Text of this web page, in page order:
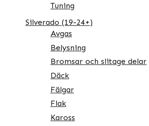
Tuning
Silverado (19-24+)
Avgas
Belysning
Bromsar och slitage delar
Däck
Fälgar
Flak
Kaross